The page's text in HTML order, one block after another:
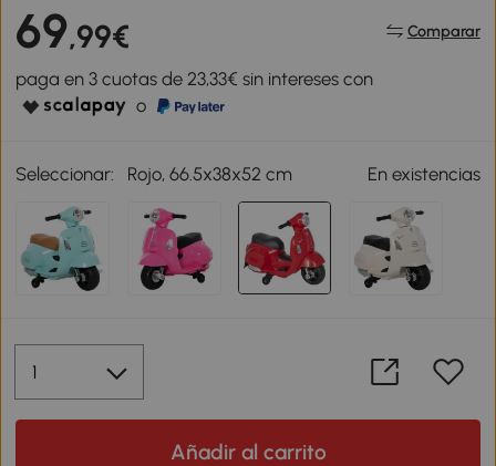
69,99€ Comparar
paga en 3 cuotas de 23,33€ sin intereses con
o
Seleccionar: Rojo, 66.5x38x52 cm En existencias
Añadir al carrito